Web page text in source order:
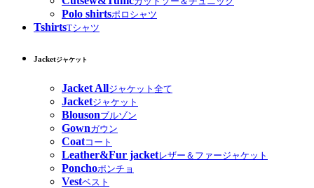
Polo shirtsポロシャツ
TshirtsTシャツ
Jacketジャケット
Jacket Allジャケット全て
Jacketジャケット
Blousonブルゾン
Gownガウン
Coatコート
Leather&Fur jacketレザー＆ファージャケット
Ponchoポンチョ
Vestベスト